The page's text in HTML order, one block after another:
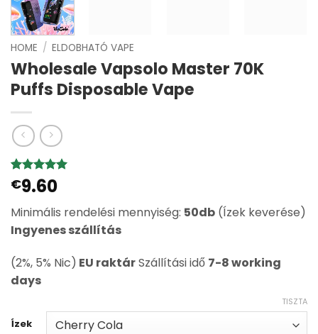
HOME / ELDOBHATÓ VAPE
Wholesale Vapsolo Master 70K
Puffs Disposable Vape
Értékelés
az 5-ből,
1
alapján
€9.60
Minimális rendelési mennyiség: 50db (Ízek keverése)
Ingyenes szállítás
(2%, 5% Nic) EU raktárSzállítási idő 7-8 working
days
Ízek
TISZTA